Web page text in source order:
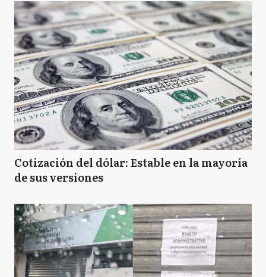
Cotización del dólar: Estable en la mayoría
de sus versiones